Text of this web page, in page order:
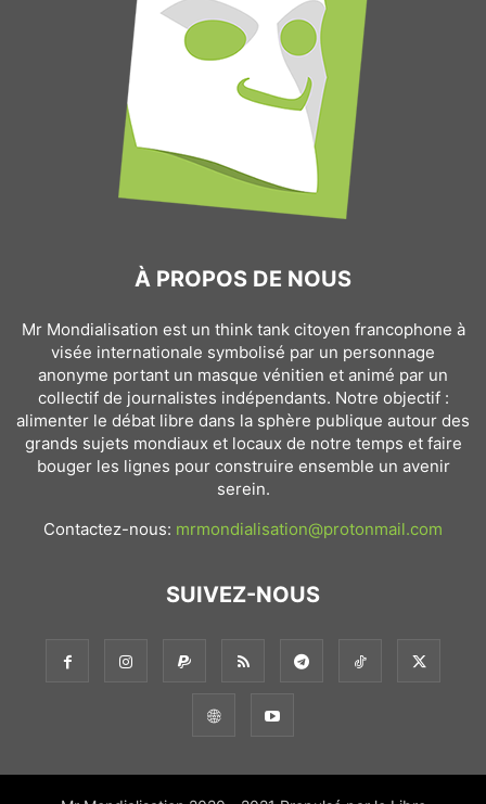
À PROPOS DE NOUS
Mr Mondialisation est un think tank citoyen francophone à
visée internationale symbolisé par un personnage
anonyme portant un masque vénitien et animé par un
collectif de journalistes indépendants. Notre objectif :
alimenter le débat libre dans la sphère publique autour des
grands sujets mondiaux et locaux de notre temps et faire
bouger les lignes pour construire ensemble un avenir
serein.
Contactez-nous: mrmondialisation@protonmail.com
SUIVEZ-NOUS